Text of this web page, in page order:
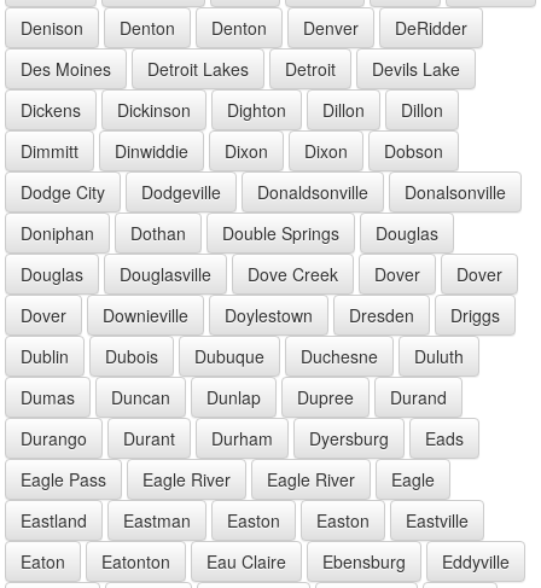
Denison
Denton Denton Denver
DeRidder
Des Moines
Detroit Lakes Detroit
Devils Lake
Dickens
Dickinson Dighton Dillon
Dillon
Dimmitt
Dinwiddie Dixon Dixon
Dobson
Dodge City
Dodgeville Donaldsonville
Donalsonville
Doniphan
Dothan Double Springs
Douglas
Douglas
Douglasville Dove Creek Dover
Dover
Dover
Downieville Doylestown Dresden
Driggs
Dublin
Dubois Dubuque Duchesne
Duluth
Dumas
Duncan Dunlap Dupree
Durand
Durango
Durant Durham Dyersburg
Eads
Eagle Pass
Eagle River Eagle River
Eagle
Eastland
Eastman Easton Easton
Eastville
Eaton
Eatonton Eau Claire Ebensburg
Eddyville